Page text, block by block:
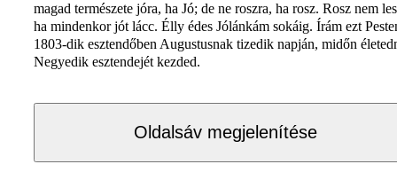
magad természete jóra, ha Jó; de ne roszra, ha rosz. Rosz nem
ha mindenkor jót lácc. Élly édes Jólánkám sokáig. Írám ezt
1803-dik esztendőben Augustusnak tizedik napján, midőn
Negyedik esztendejét kezded.
Oldalsáv megjelenítése